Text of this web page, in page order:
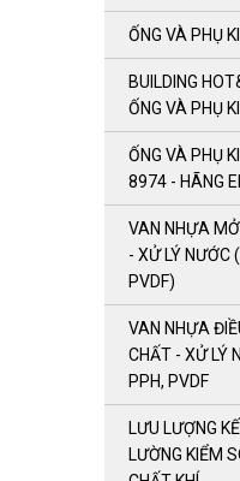
ỐNG VÀ PHỤ
BUILDING
ỐNG VÀ PHỤ
ỐNG VÀ PHỤ
8974 - HÃNG
VAN NHỰA
- XỬ LÝ NƯỚC
PVDF)
VAN NHỰA
CHẤT - XỬ LÝ
PPH, PVDF
LƯU LƯỢNG
LƯỜNG KIỂM